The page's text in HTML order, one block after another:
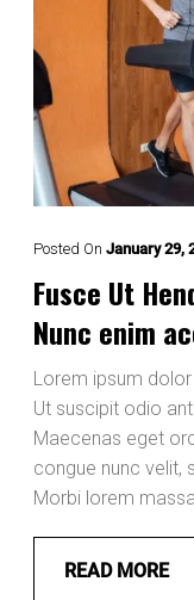
Posted On January 29,
Fusce Ut
Nunc enim
Lorem ipsum
Ut suscipit odio
Maecenas eget
congue nunc velit,
Morbi lorem
READ MORE